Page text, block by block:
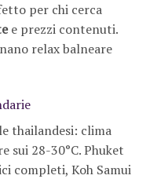
per chi cerca
e prezzi contenuti.
relax balneare
thailandesi: clima
sui 28-30°C. Phuket
completi, Koh Samui